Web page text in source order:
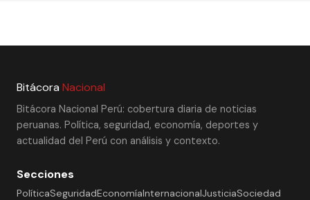
Bitácora Nacional
Bitácora Nacional Perú: cobertura diaria de noticias
peruanas. Política, seguridad, economía, deportes y
actualidad del Perú con análisis y contexto.
Secciones
PolíticaSeguridadEconomíaInternacionalJusticiaSociedad